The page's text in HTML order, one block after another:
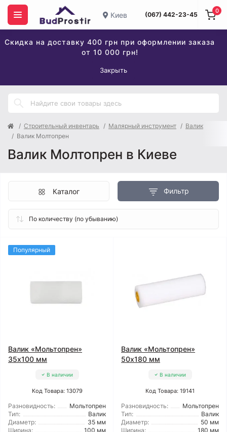
Киев (067) 442-23-45
Скидка на доставку 400 грн при оформлении заказа
от 10 000 грн!
Закрыть
0
Строительный инвентарь Малярный инструмент
Валик
Валик Молтопрен
Валик Молтопрен в Киеве
Фильтр
Каталог
Популярный
Валик «Мольтопрен»
35x100 мм
В наличии
Код Товара: 13079
Разновидность:
Мольтопрен
Тип:
Валик
Диаметр:
35 мм
Ширина:
100 мм
Валик «Мольтопрен»
50x180 мм
В наличии
Код Товара: 19141
Разновидность:
Мольтопрен
Тип:
Валик
Диаметр:
50 мм
Ширина:
180 мм